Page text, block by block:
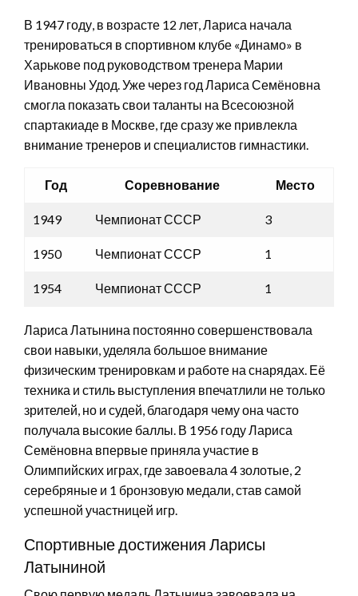
В 1947 году, в возрасте 12 лет, Лариса начала
тренироваться в спортивном клубе «Динамо» в
Харькове под руководством тренера Марии
Ивановны Удод. Уже через год Лариса Семёновна
смогла показать свои таланты на Всесоюзной
спартакиаде в Москве, где сразу же привлекла
внимание тренеров и специалистов гимнастики.
Год Соревнование Место
1949 Чемпионат СССР 3
1950 Чемпионат СССР 1
1954 Чемпионат СССР 1
Лариса Латынина постоянно совершенствовала
свои навыки, уделяла большое внимание
физическим тренировкам и работе на снарядах. Её
техника и стиль выступления впечатлили не только
зрителей, но и судей, благодаря чему она часто
получала высокие баллы. В 1956 году Лариса
Семёновна впервые приняла участие в
Олимпийских играх, где завоевала 4 золотые, 2
серебряные и 1 бронзовую медали, став самой
успешной участницей игр.
Спортивные достижения Ларисы
Латыниной